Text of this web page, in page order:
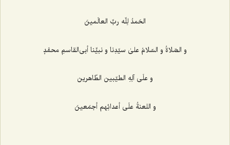
الحَمدُ لِلّه ربِّ العالَمینَ
و الصّلاةُ و السّلامُ علیٰ سیّدِنا و نبیِّنا أبی‌القاسمِ محمَّدٍ
و علَی آلِهِ الطیّبین الطّاهرین‌
و اللعنةُ علَی أعدائِهم أجمَعینَ‌